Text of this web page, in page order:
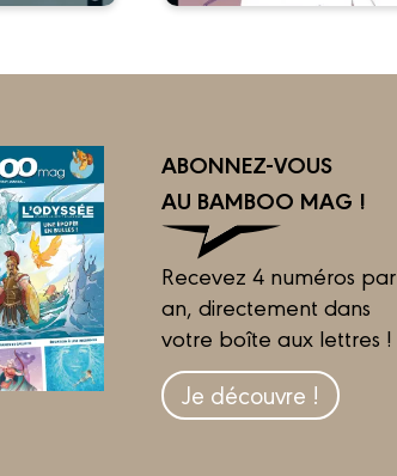
ABONNEZ-VOUS
AU BAMBOO MAG !
Recevez 4 numéros par
an, directement dans
votre boîte aux lettres !
Je découvre !